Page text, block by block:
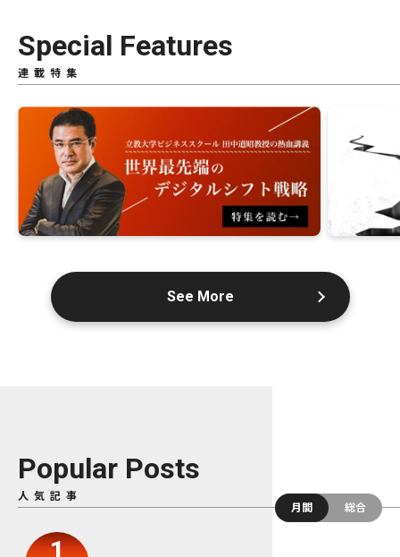
Special Features
連載特集
See More
Popular Posts
人気記事
月間
総合